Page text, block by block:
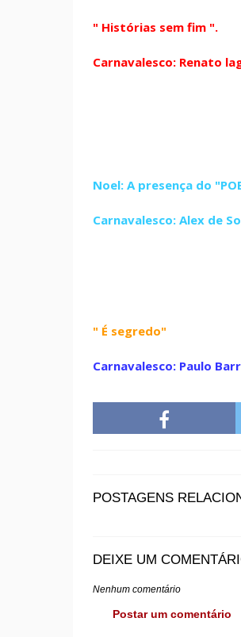
" Histórias sem fim ".
Carnavalesco: Renato
Noel: A presença do
Carnavalesco: Alex de
" É segredo"
Carnavalesco: Paulo
POSTAGENS
DEIXE UM
Nenhum comentário
Postar um comentário